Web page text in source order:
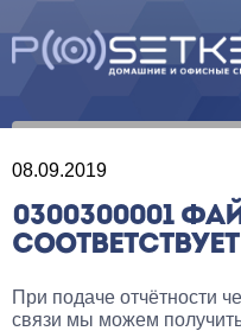
08.09.2019
0300300001
При подаче отчётности
связи мы можем